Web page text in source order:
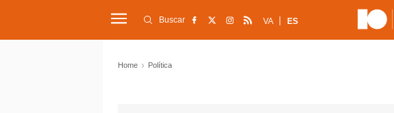
Buscar VA ES
Home Política